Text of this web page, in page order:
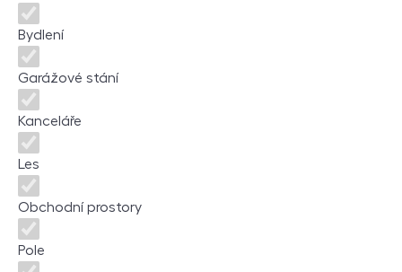
Bydlení
Garážové stání
Kanceláře
Les
Obchodní prostory
Pole